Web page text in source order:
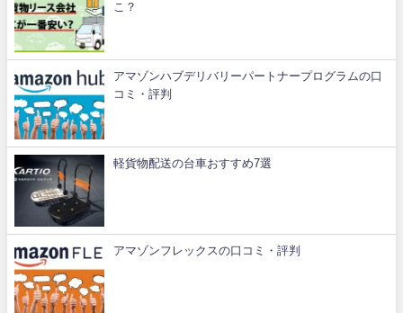
こ？
アマゾンハブデリバリーパートナープログラムの口
コミ・評判
軽貨物配送の台車おすすめ7選
アマゾンフレックスの口コミ・評判